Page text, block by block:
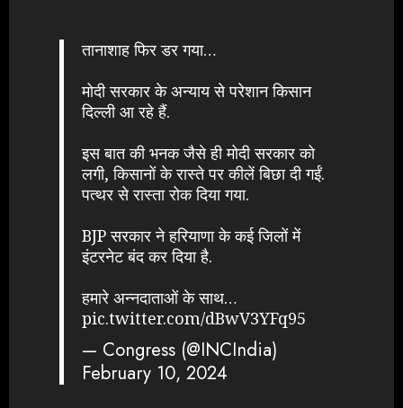
तानाशाह फिर डर गया…
मोदी सरकार के अन्याय से परेशान किसान
दिल्ली आ रहे हैं.
इस बात की भनक जैसे ही मोदी सरकार को
लगी, किसानों के रास्ते पर कीलें बिछा दी गईं.
पत्थर से रास्ता रोक दिया गया.
BJP सरकार ने हरियाणा के कई जिलों में
इंटरनेट बंद कर दिया है.
हमारे अन्नदाताओं के साथ…
pic.twitter.com/dBwV3YFq95
— Congress (@INCIndia)
February 10, 2024